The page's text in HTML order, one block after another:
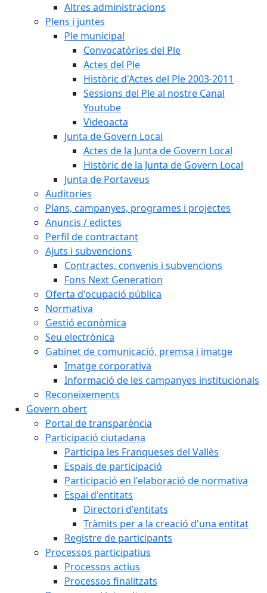
Altres administracions
Plens i juntes
Ple municipal
Convocatòries del Ple
Actes del Ple
Històric d'Actes del Ple 2003-2011
Sessions del Ple al nostre Canal
Youtube
Videoacta
Junta de Govern Local
Actes de la Junta de Govern Local
Històric de la Junta de Govern Local
Junta de Portaveus
Auditories
Plans, campanyes, programes i projectes
Anuncis / edictes
Perfil de contractant
Ajuts i subvencions
Contractes, convenis i subvencions
Fons Next Generation
Oferta d'ocupació pública
Normativa
Gestió econòmica
Seu electrònica
Gabinet de comunicació, premsa i imatge
Imatge corporativa
Informació de les campanyes institucionals
Reconeixements
Govern obert
Portal de transparència
Participació ciutadana
Participa les Franqueses del Vallès
Espais de participació
Participació en l'elaboració de normativa
Espai d'entitats
Directori d'entitats
Tràmits per a la creació d'una entitat
Registre de participants
Processos participatius
Processos actius
Processos finalitzats